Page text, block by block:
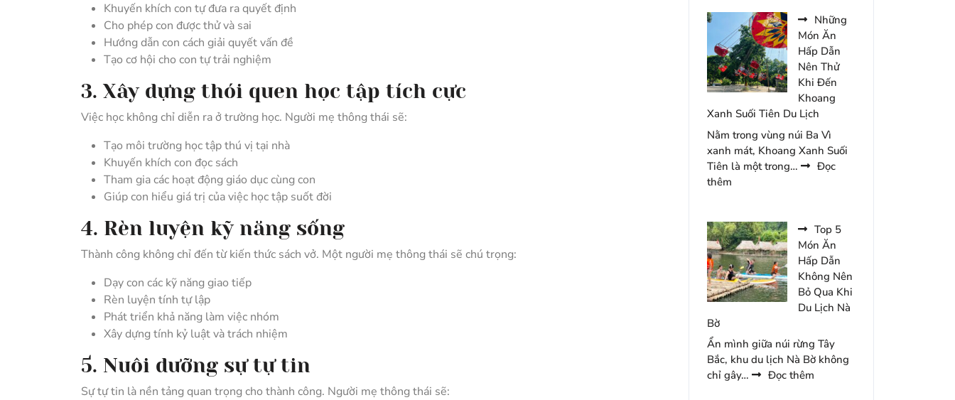
Khuyến khích con tự đưa ra quyết định
Cho phép con được thử và sai
Hướng dẫn con cách giải quyết vấn đề
Tạo cơ hội cho con tự trải nghiệm
3. Xây dựng thói quen học tập tích cực
Việc học không chỉ diễn ra ở trường học. Người mẹ thông thái sẽ:
Tạo môi trường học tập thú vị tại nhà
Khuyến khích con đọc sách
Tham gia các hoạt động giáo dục cùng con
Giúp con hiểu giá trị của việc học tập suốt đời
4. Rèn luyện kỹ năng sống
Thành công không chỉ đến từ kiến thức sách vở. Một người mẹ thông thái sẽ chú trọng:
Dạy con các kỹ năng giao tiếp
Rèn luyện tính tự lập
Phát triển khả năng làm việc nhóm
Xây dựng tính kỷ luật và trách nhiệm
5. Nuôi dưỡng sự tự tin
Sự tự tin là nền tảng quan trọng cho thành công. Người mẹ thông thái sẽ:
Nghiệm
Khám
Phá
Khu
Du
Lịch
An
3
Ngày
2
Những
Món Ăn
Hấp Dẫn
Nên Thử
Khi Đến
Khoang
Xanh Suối Tiên Du Lịch
Nằm trong vùng núi Ba Vì
xanh mát, Khoang Xanh Suối
Tiên là một trong…
Đọc
thêm
Ăn
Hấp
Dẫn
Nên
Thử
Khi
Khoang
Xanh
Suối
Tiên
Top 5
Món Ăn
Hấp Dẫn
Không Nên
Bỏ Qua Khi
Du Lịch Nà
Bờ
Ẩn mình giữa núi rừng Tây
Bắc, khu du lịch Nà Bờ không
chỉ gây…
Đọc thêm